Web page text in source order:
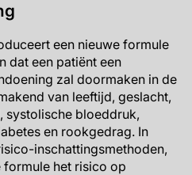
een nieuwe formule
dat een patiënt een
zal doormaken in de
van leeftijd, geslacht,
systolische bloeddruk,
en rookgedrag. In
inschattingsmethoden,
het risico op